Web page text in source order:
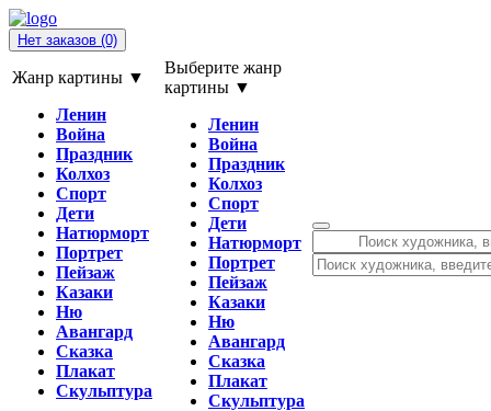
Нет заказов (0)
Жанр картины ▼
Ленин
Война
Праздник
Колхоз
Спорт
Дети
Натюрморт
Портрет
Пейзаж
Казаки
Ню
Авангард
Сказка
Плакат
Скульптура
Выберите жанр
картины ▼
Ленин
Война
Праздник
Колхоз
Спорт
Дети
Натюрморт
Портрет
Пейзаж
Казаки
Ню
Авангард
Сказка
Плакат
Скульптура